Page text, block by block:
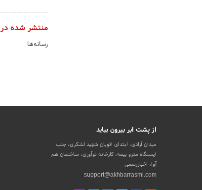
منتشر شده
رسانه‌ها
از پشت ابر بیرون بیاید
میدان آزادی، ابتدای اتوبان شهید لشکری، جنب
ایستگاه مترو بیمه، کارخانه نوآوری، ساختمان هم
آوا، اخباررسمی
support@akhbarrasmi.com